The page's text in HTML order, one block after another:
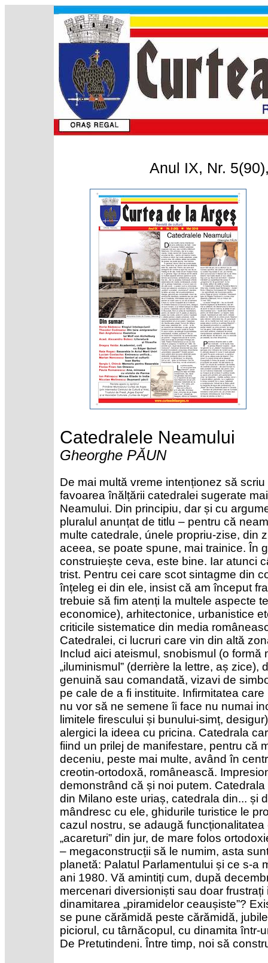
Anul IX, Nr.
Catedralele Neamului
Gheorghe PĂUN
De mai multă vreme intenționez să
favoarea înălțării catedralei sugerate
Neamului. Din principiu, dar și cu
pluralul anunțat de titlu – pentru că
multe catedrale, únele propriu-zise, din
aceea, se poate spune, mai trainice. În
construiește ceva, este bine. Iar atunci
trist. Pentru cei care scot sintagme din
înțeleg ei din ele, insist că am început
trebuie să fim atenți la multele aspecte
economice), arhitectonice, urbanistice
criticile sistematice din media
Catedralei, ci lucruri care vin din altă
Includ aici ateismul, snobismul (o formă
„iluminismul” (derrière la lettre, aș zice),
genuină sau comandată, vizavi de
pe cale de a fi instituite. Infirmitatea
nu vor să ne semene îi face nu numai
limitele firescului și bunului-simț,
alergici la ideea cu pricina. Catedrala
fiind un prilej de manifestare, pentru că
deceniu, peste mai multe, având în
creotin-ortodoxă, românească.
demonstrând că și noi putem.
din Milano este uriaș, catedrala din... și
mândresc cu ele, ghidurile turistice le
cazul nostru, se adaugă
„acareturi” din jur, de mare folos
– megaconstrucții să le numim, asta
planetă: Palatul Parlamentului și ce s-a
ani 1980. Vă amintiți cum, după
mercenari diversioniști sau doar
dinamitarea „piramidelor ceaușiste”?
se pune cărămidă peste cărămidă,
piciorul, cu târnăcopul, cu dinamita într-
De Pretutindeni. Între timp, noi să